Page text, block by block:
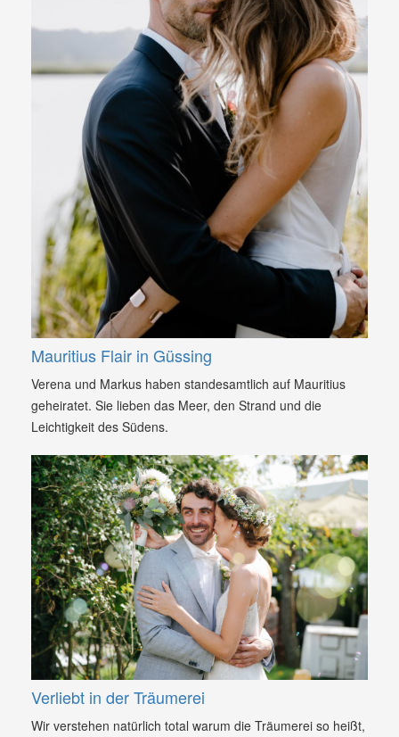
Mauritius Flair in Güssing
Verena und Markus haben standesamtlich auf Mauritius
geheiratet. Sie lieben das Meer, den Strand und die
Leichtigkeit des Südens.
Verliebt in der Träumerei
Wir verstehen natürlich total warum die Träumerei so heißt,